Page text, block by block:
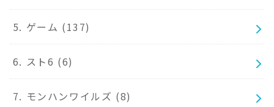
5. ゲーム (137)
6. スト6 (6)
7. モンハンワイルズ (8)